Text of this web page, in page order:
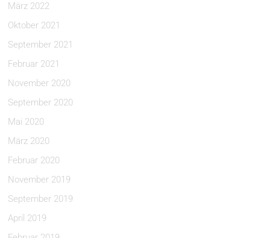
März 2022
Oktober 2021
September 2021
Februar 2021
November 2020
September 2020
Mai 2020
März 2020
Februar 2020
November 2019
September 2019
April 2019